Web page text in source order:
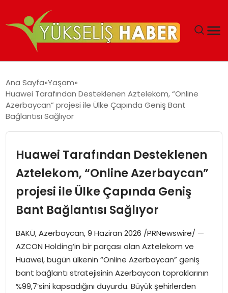
MALIYETLERINI AZALTIYOR’
Ana Sayfa Yaşam
Huawei Tarafından Desteklenen Aztelekom, “Online
Azerbaycan” projesi ile Ülke Çapında Geniş Bant
Bağlantısı Sağlıyor
Huawei Tarafından Desteklenen
Aztelekom, “Online Azerbaycan”
projesi ile Ülke Çapında Geniş
Bant Bağlantısı Sağlıyor
BAKÜ, Azerbaycan, 9 Haziran 2026 /PRNewswire/ —
AZCON Holding’in bir parçası olan Aztelekom ve
Huawei, bugün ülkenin “Online Azerbaycan” geniş
bant bağlantı stratejisinin Azerbaycan topraklarının
%99,7’sini kapsadığını duyurdu. Büyük şehirlerden